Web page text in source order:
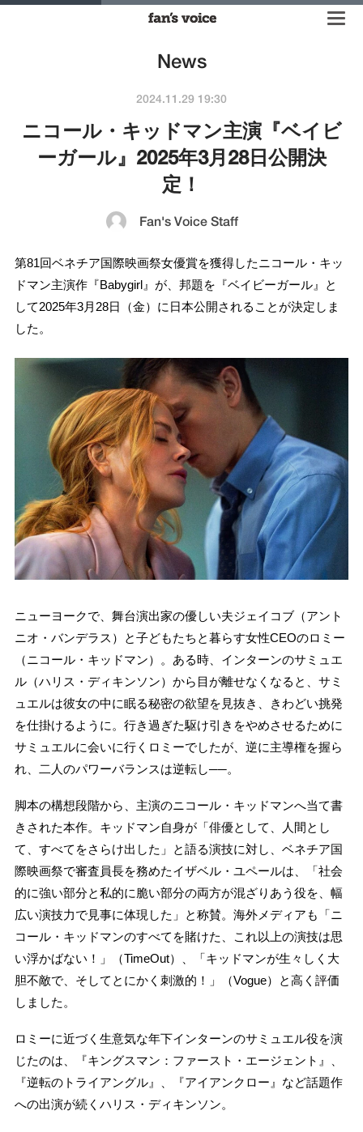
News
2024.11.29 19:30
ニコール・キッドマン主演『ベイビ
ーガール』2025年3月28日公開決
定！
Fan's Voice Staff
第81回ベネチア国際映画祭女優賞を獲得したニコール・キッ
ドマン主演作『Babygirl』が、邦題を『ベイビーガール』と
して2025年3月28日（金）に日本公開されることが決定しま
した。
ニューヨークで、舞台演出家の優しい夫ジェイコブ（アント
ニオ・バンデラス）と子どもたちと暮らす女性CEOのロミー
（ニコール・キッドマン）。ある時、インターンのサミュエ
ル（ハリス・ディキンソン）から目が離せなくなると、サミ
ュエルは彼女の中に眠る秘密の欲望を見抜き、きわどい挑発
を仕掛けるように。行き過ぎた駆け引きをやめさせるために
サミュエルに会いに行くロミーでしたが、逆に主導権を握ら
れ、二人のパワーバランスは逆転し──。
脚本の構想段階から、主演のニコール・キッドマンへ当て書
きされた本作。キッドマン自身が「俳優として、人間とし
て、すべてをさらけ出した」と語る演技に対し、ベネチア国
際映画祭で審査員長を務めたイザベル・ユペールは、「社会
的に強い部分と私的に脆い部分の両方が混ざりあう役を、幅
広い演技力で見事に体現した」と称賛。海外メディアも「ニ
コール・キッドマンのすべてを賭けた、これ以上の演技は思
い浮かばない！」（TimeOut）、「キッドマンが生々しく大
胆不敵で、そしてとにかく刺激的！」（Vogue）と高く評価
しました。
ロミーに近づく生意気な年下インターンのサミュエル役を演
じたのは、『キングスマン：ファースト・エージェント』、
『逆転のトライアングル』、『アイアンクロー』など話題作
への出演が続くハリス・ディキンソン。